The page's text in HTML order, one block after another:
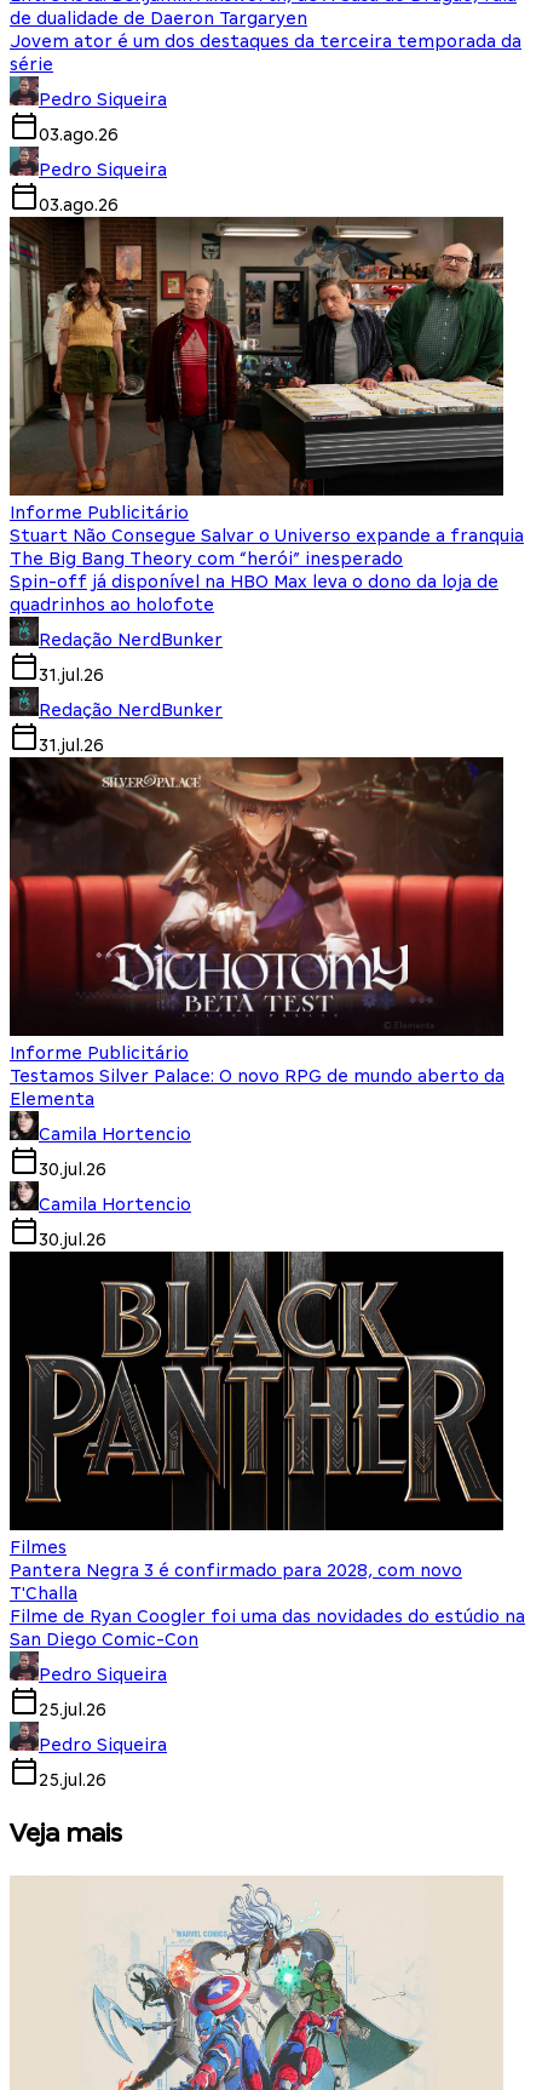
de dualidade de Daeron Targaryen
Jovem ator é um dos destaques da terceira temporada da
série
Pedro Siqueira
03.ago.26
Pedro Siqueira
03.ago.26
Informe Publicitário
Stuart Não Consegue Salvar o Universo expande a franquia
The Big Bang Theory com “herói” inesperado
Spin-off já disponível na HBO Max leva o dono da loja de
quadrinhos ao holofote
Redação NerdBunker
31.jul.26
Redação NerdBunker
31.jul.26
Informe Publicitário
Testamos Silver Palace: O novo RPG de mundo aberto da
Elementa
Camila Hortencio
30.jul.26
Camila Hortencio
30.jul.26
Filmes
Pantera Negra 3 é confirmado para 2028, com novo
T'Challa
Filme de Ryan Coogler foi uma das novidades do estúdio na
San Diego Comic-Con
Pedro Siqueira
25.jul.26
Pedro Siqueira
25.jul.26
Veja mais